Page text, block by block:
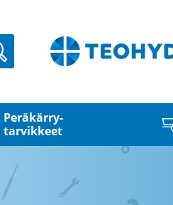
Haku
Peräkärry­
tarvikkeet